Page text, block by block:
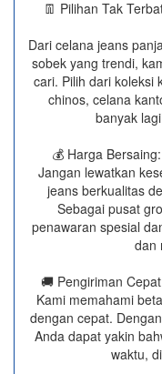
👖 Pilihan Tak
Dari celana jeans
sobek yang trendi,
cari. Pilih dari koleksi
chinos, celana
banyak
💰 Harga
Jangan lewatkan
jeans berkualitas
Sebagai pusat
penawaran spesial
dan
🚚 Pengiriman
Kami memahami
dengan cepat.
Anda dapat yakin
waktu,